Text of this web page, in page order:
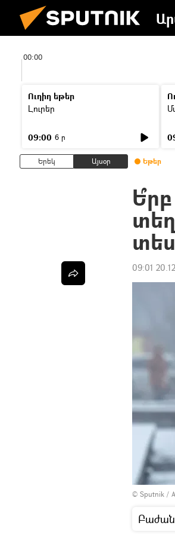
00:00
Ուղիղ եթեր
Լուրեր
09:00 6 ր
Երեկ Այսօր Եթեր
09:01
© Sputnik /